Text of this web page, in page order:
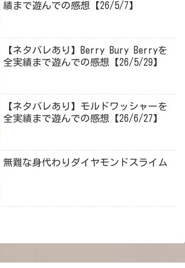
績まで遊んでの感想【26/5/7】
【ネタバレあり】Berry Bury Berryを
全実績まで遊んでの感想【26/5/29】
【ネタバレあり】モルドワッシャーを
全実績まで遊んでの感想【26/6/27】
無難な身代わりダイヤモンドスライム